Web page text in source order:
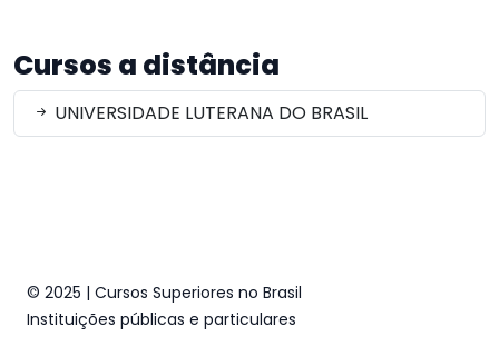
Cursos a distância
UNIVERSIDADE LUTERANA DO BRASIL
© 2025 | Cursos Superiores no Brasil
Instituições públicas e particulares